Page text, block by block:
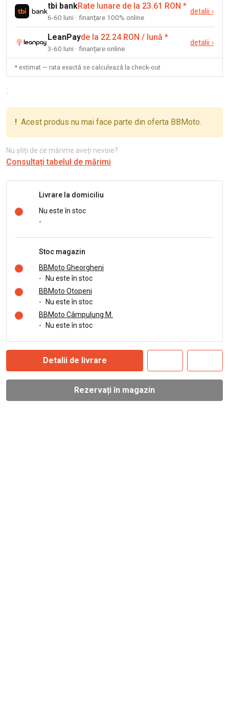
tbi bankRate lunare de la 23.61 RON *
6-60 luni · finanțare 100% online
detalii ›
LeanPayde la 22.24 RON / lună *
3-60 luni · finanțare online
detalii ›
* estimat — rata exactă se calculează la check-out
:
! Acest produs nu mai face parte din oferta BBMoto.
Nu știți de ce mărime aveți nevoie?
Consultați tabelul de mărimi
Livrare la domiciliu
Nu este în stoc
-
Stoc magazin
BBMoto Gheorgheni
- Nu este în stoc
BBMoto Otopeni
- Nu este în stoc
BBMoto Câmpulung M.
- Nu este în stoc
Detalii de livrare
Rezervați în magazin